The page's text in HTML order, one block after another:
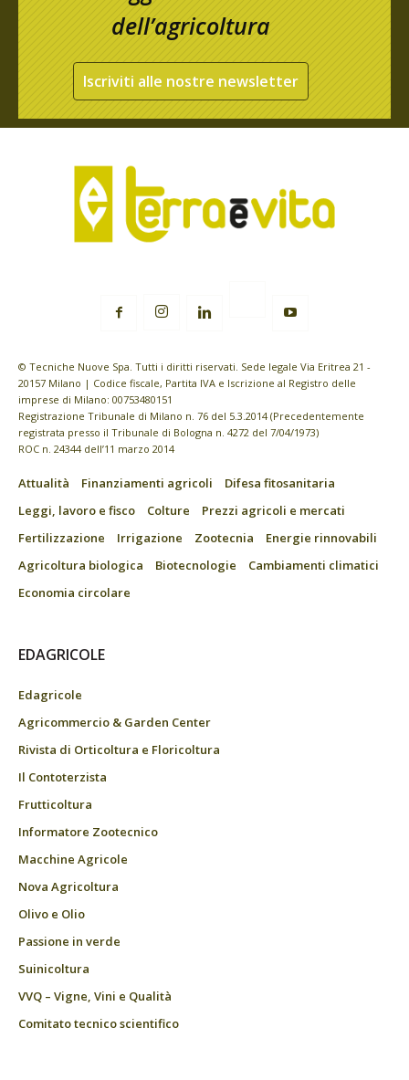
dell’agricoltura
Iscriviti alle nostre newsletter
© Tecniche Nuove Spa. Tutti i diritti riservati. Sede legale Via Eritrea 21 -
20157 Milano | Codice fiscale, Partita IVA e Iscrizione al Registro delle
imprese di Milano: 00753480151
Registrazione Tribunale di Milano n. 76 del 5.3.2014 (Precedentemente
registrata presso il Tribunale di Bologna n. 4272 del 7/04/1973)
ROC n. 24344 dell’11 marzo 2014
Attualità Finanziamenti agricoli
Difesa fitosanitaria
Leggi, lavoro e fisco
Colture
Prezzi agricoli e mercati
Fertilizzazione
Irrigazione Zootecnia
Energie rinnovabili
Agricoltura biologica
Biotecnologie
Cambiamenti climatici
Economia circolare
EDAGRICOLE
Edagricole
Agricommercio & Garden Center
Rivista di Orticoltura e Floricoltura
Il Contoterzista
Frutticoltura
Informatore Zootecnico
Macchine Agricole
Nova Agricoltura
Olivo e Olio
Passione in verde
Suinicoltura
VVQ – Vigne, Vini e Qualità
Comitato tecnico scientifico